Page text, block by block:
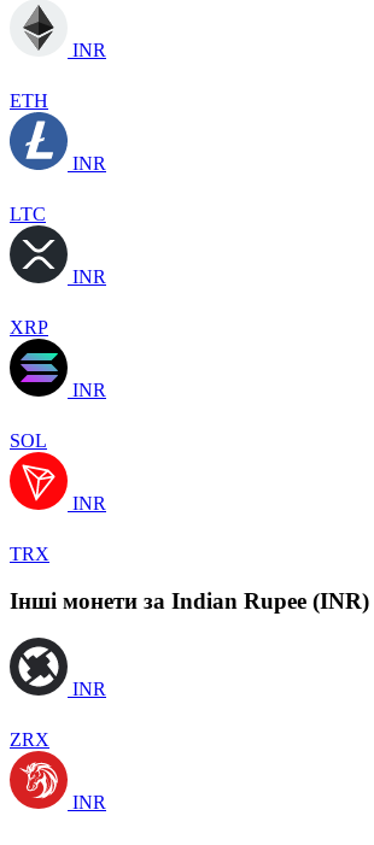
INR
ETH
INR
LTC
INR
XRP
INR
SOL
INR
TRX
Інші монети за Indian Rupee (INR)
INR
ZRX
INR